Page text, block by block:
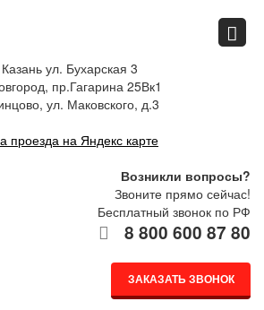
Казань ул. Бухарская 3
пр.Гагарина 25Вк1
ул. Маковского, д.3
проезда на Яндекс карте
Возникли вопросы?
Звоните прямо сейчас!
Бесплатный звонок по РФ
8 800 600 87 80
ЗАКАЗАТЬ ЗВОНОК